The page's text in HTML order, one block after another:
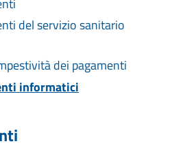
del servizio sanitario
dei pagamenti
informatici